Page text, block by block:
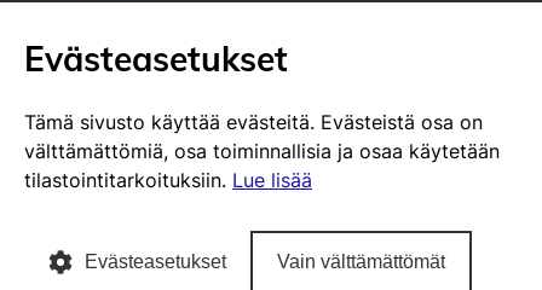
VisitSavo.fi
SavoGrown yritysrekisteri
Evästeasetukset
Tämä sivusto käyttää evästeitä. Evästeistä osa on
välttämättömiä, osa toiminnallisia ja osaa käytetään
tilastointitarkoituksiin. Lue lisää
Evästeasetukset Vain välttämättömät